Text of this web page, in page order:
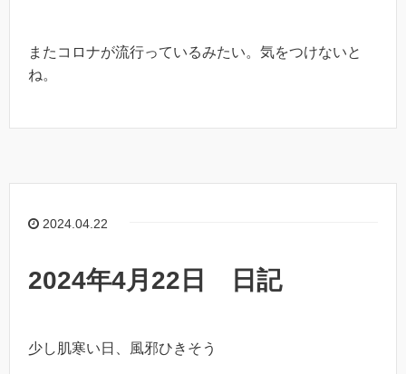
またコロナが流行っているみたい。気をつけないと
ね。
2024.04.22
2024年4月22日 日記
少し肌寒い日、風邪ひきそう